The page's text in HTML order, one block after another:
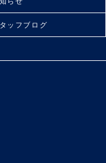
ッフブログ